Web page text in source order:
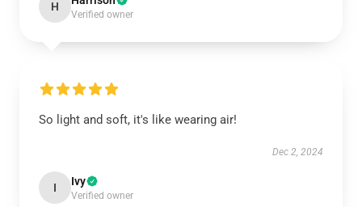
H
Verified owner
So light and soft, it's like wearing air!
Dec 2, 2024
I Ivy
Verified owner